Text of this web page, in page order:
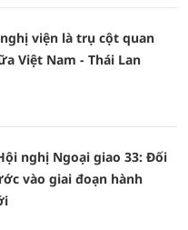
viện là trụ cột quan
Việt Nam - Thái Lan
nghị Ngoại giao 33: Đối
vào giai đoạn hành